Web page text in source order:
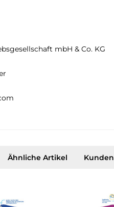
mbH & Co. KG
Ähnliche Artikel